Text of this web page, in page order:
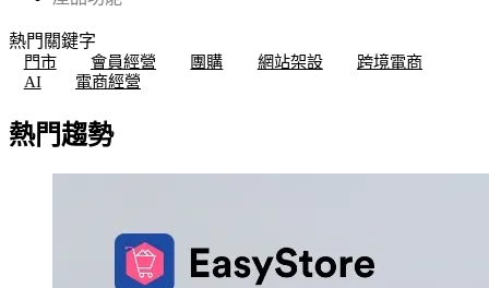
熱門關鍵字
門市
會員經營 團購 網站架設
跨境電商
AI
電商經營
熱門趨勢